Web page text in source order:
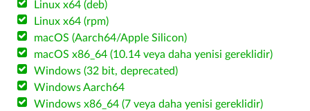
Linux x64 (deb)
Linux x64 (rpm)
macOS (Aarch64/Apple Silicon)
macOS x86_64 (10.14 veya daha yenisi gereklidir)
Windows (32 bit, deprecated)
Windows Aarch64
Windows x86_64 (7 veya daha yenisi gereklidir)